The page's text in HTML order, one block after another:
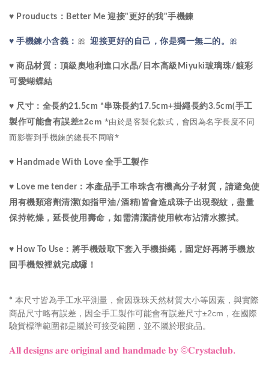
♥ Prouducts：Better Me 迎接"更好的我"手機鍊
♥ 手機鍊小含義： 🎀 迎接更好的自己，你是獨一無二的。 🎀
♥ 商品材質： 頂級奧地利進口 水晶/ 日本高級Miyuki玻璃珠/鍍彩
可愛蝴蝶結
♥ 尺寸： 全長約21.5cm *串珠長約17.5cm+掛繩長約3.5cm(手工
製作可能會有誤差±2cm *由於是客製化款式，會因為名字長度不同
而影響到手機鍊的總長不同唷*
♥ Handmade With Love 全手工製作
♥ Love me tender： 本產品手工串珠含有機高分子材質，請避免使
用有機類溶劑清潔(如指甲油/酒精)皆會造成珠子出現裂紋，盡量
保持乾燥，延長使用壽命，如需清潔請使用軟布沾清水擦拭。
♥ How To Use：將手機殼取下套入手機掛繩，固定好再將手機放
回手機殼裡就完成囉！
* 本尺寸皆為手工水平測量，會因珠珠天然材質大小等因素，與實際
商品尺寸略有誤差，因全手工製作可能會有誤差尺寸±2cm，在國際
驗貨標準範圍都是屬於可接受範圍，並不屬於瑕疵品。
𝐀𝐥𝐥 𝐝𝐞𝐬𝐢𝐠𝐧𝐬 𝐚𝐫𝐞 𝐨𝐫𝐢𝐠𝐢𝐧𝐚𝐥 𝐚𝐧𝐝 𝐡𝐚𝐧𝐝𝐦𝐚𝐝𝐞 𝐛𝐲 ©𝐂𝐫𝐲𝐬𝐭𝐚𝐜𝐥𝐮𝐛.